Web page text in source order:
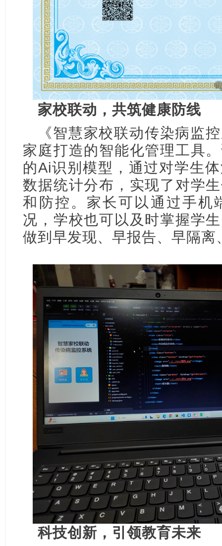
家校联动，共筑健康防线
《智慧家校联动传染病监
家庭打造的智能化管理工具
的Ai识别模型，通过对学生
数据统计分布，实现了对学
和防控。家长可以通过手机
况，学校也可以及时掌握学
做到早发现、早报告、早隔离
科技创新，引领教育未来